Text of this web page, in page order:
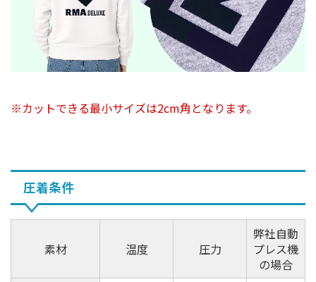
カットできる最小サイズは2cm角となります。
圧着条件
素材 温度 圧力
弊社自動
プレス機
の場合